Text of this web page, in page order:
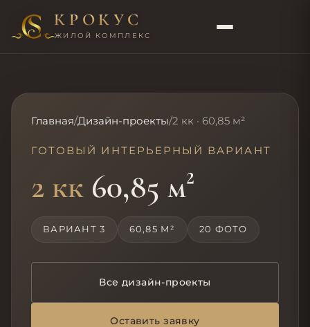
КРОКУС
ЖИЛОЙ КОМПЛЕКС
Главная/Дизайн-проекты/2 кк · 60,85 м²
ГОТОВЫЙ ИНТЕРЬЕРНЫЙ ВАРИАНТ
2 кк 60,85 м²
ВАРИАНТ 3 60,85 М² 20 ФОТО
Все дизайн-проекты
Оставить заявку